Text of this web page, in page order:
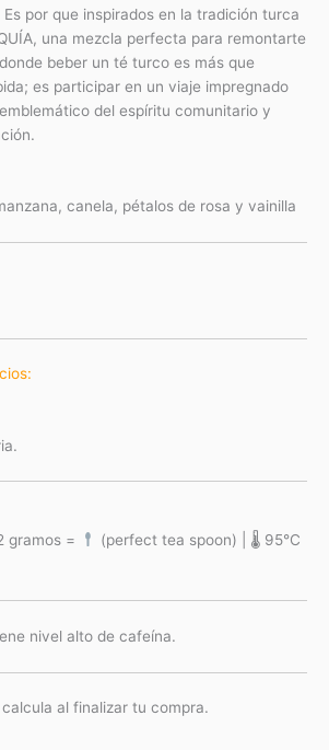
Es por que inspirados en la tradición turca
una mezcla perfecta para remontarte
beber un té turco es más que
es participar en un viaje impregnado
del espíritu comunitario y
canela, pétalos de rosa y vainilla
gramos =
(perfect tea spoon) | 🌡 95°C
nivel alto de cafeína.
al finalizar tu compra.